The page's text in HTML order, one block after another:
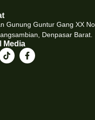
Gunung Guntur Gang XX
Denpasar Barat.
Media